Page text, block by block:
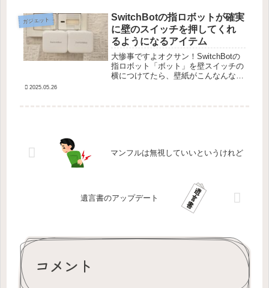
れしてしまったことが何度もあるの...
ガジェット
SwitchBotの指ロボットが確実
に壁のスイッチを押してくれ
るようになるアイテム
大惨事ですよオクサン！SwitchBotの
指ロボット「ボット」を壁スイッチの
横につけてたら、壁紙がこんなんなっ
2025.05.26
マンフルは無視していいというけれど
遺言書のアップデート
コメント